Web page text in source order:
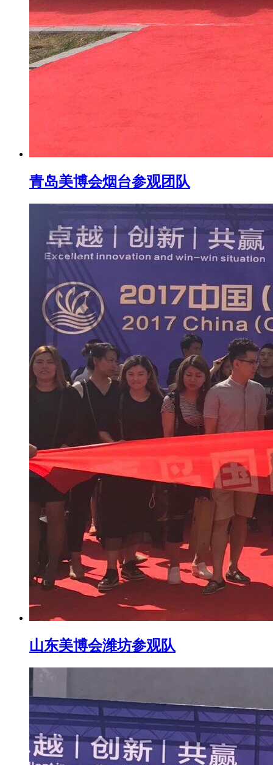
青岛美博会烟台参观团队
山东美博会潍坊参观队